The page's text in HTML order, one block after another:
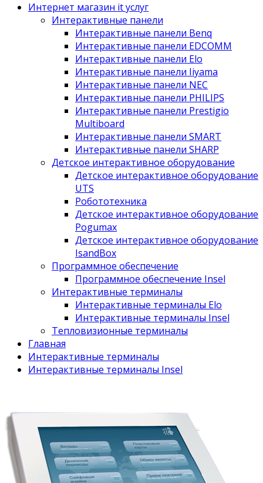
Интернет магазин it услуг
Интерактивные панели
Интерактивные панели Benq
Интерактивные панели EDCOMM
Интерактивные панели Elo
Интерактивные панели Iiyama
Интерактивные панели NEC
Интерактивные панели PHILIPS
Интерактивные панели Prestigio
Multiboard
Интерактивные панели SMART
Интерактивные панели SHARP
Детское интерактивное оборудование
Детское интерактивное оборудование
UTS
Робототехника
Детское интерактивное оборудование
Pogumax
Детское интерактивное оборудование
IsandBox
Программное обеспечение
Программное обеспечение Insel
Интерактивные терминалы
Интерактивные терминалы Elo
Интерактивные терминалы Insel
Тепловизионные терминалы
Главная
Интерактивные терминалы
Интерактивные терминалы Insel